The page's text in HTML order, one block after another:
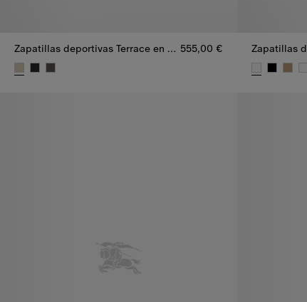
Zapatillas deportivas Terrace en piel y ante con detalles Check 555,00 €